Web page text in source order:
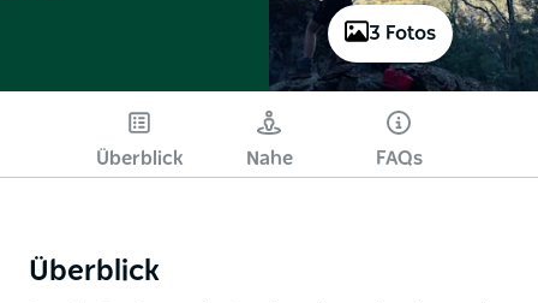
3 Fotos
Überblick Nahe FAQs
Überblick